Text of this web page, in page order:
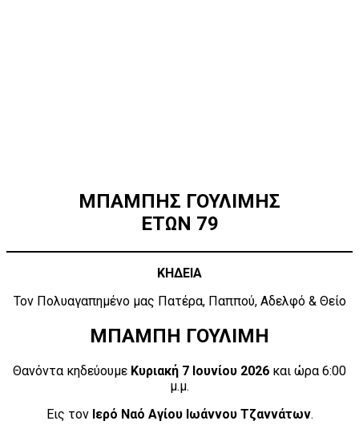
ΜΠΑΜΠΗΣ ΓΟΥΛΙΜΗΣ
ΕΤΩΝ 79
ΚΗΔΕΙΑ
Τον Πολυαγαπημένο μας Πατέρα, Παππού, Αδελφό & Θείο
ΜΠΑΜΠΗ ΓΟΥΛΙΜΗ
Θανόντα κηδεύουμε Κυριακή 7 Ιουνίου 2026 και ώρα 6:00
μ.μ.
Εις τον Ιερό Ναό Αγίου Ιωάννου Τζαννάτων.